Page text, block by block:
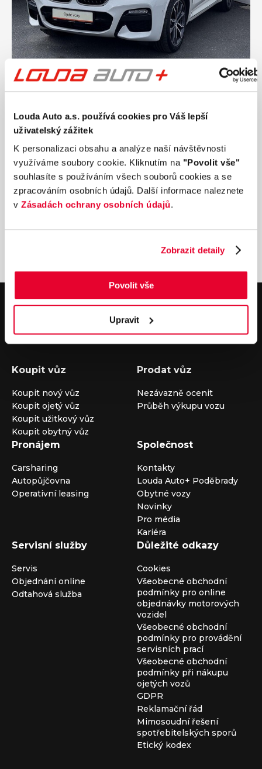
Louda Auto a.s. používá cookies pro Váš lepší
uživatelský zážitek
K personalizaci obsahu a analýze naší návštěvnosti
využíváme soubory cookie. Kliknutím na "Povolit vše"
souhlasíte s používáním všech souborů cookies a se
zpracováním osobních údajů. Další informace naleznete
v Zásadách ochrany osobních údajů.
Zobrazit detaily
Povolit vše
Upravit
kW automat
Nájezd
Palivo
Diesel
Převodovka
Automatická
631 990 Kčs DPH
Přidat k porovnání
V případě dotazů volejte číslo nonstop infolinky
nebo nám napište na e-mail
auto@louda.cz
Koupit vůz
Koupit nový vůz
Koupit ojetý vůz
Koupit užitkový vůz
Koupit obytný vůz
Prodat vůz
Nezávazně ocenit
Průběh výkupu vozu
Pronájem
Carsharing
Autopůjčovna
Operativní leasing
Společnost
Kontakty
Louda Auto+ Poděbrady
Obytné vozy
Novinky
Pro média
Kariéra
Servisní služby
Servis
Objednání online
Odtahová služba
Důležité odkazy
Cookies
Všeobecné obchodní
podmínky pro online
objednávky motorových
vozidel
Všeobecné obchodní
podmínky pro provádění
servisních prací
Všeobecné obchodní
podmínky při nákupu
ojetých vozů
GDPR
Reklamační řád
Mimosoudní řešení
spotřebitelských sporů
Etický kodex